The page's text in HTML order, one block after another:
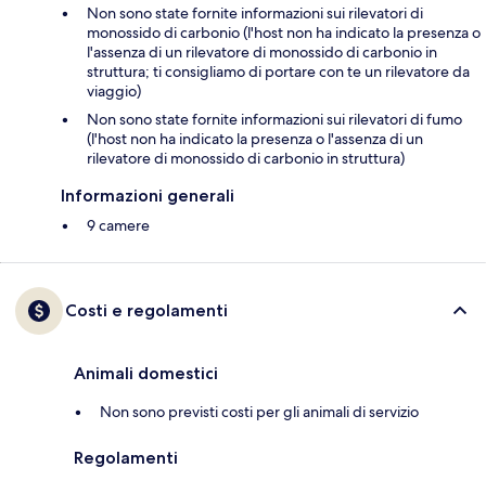
Non sono state fornite informazioni sui rilevatori di
monossido di carbonio (l'host non ha indicato la presenza o
l'assenza di un rilevatore di monossido di carbonio in
struttura; ti consigliamo di portare con te un rilevatore da
viaggio)
Non sono state fornite informazioni sui rilevatori di fumo
(l'host non ha indicato la presenza o l'assenza di un
rilevatore di monossido di carbonio in struttura)
Informazioni generali
9 camere
Costi e regolamenti
Animali domestici
Non sono previsti costi per gli animali di servizio
Regolamenti